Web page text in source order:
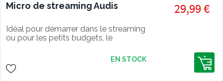
Micro de streaming Audis
Idéal pour démarrer dans le streaming
ou pour les petits budgets, le
un micro compact, des accessoires a
réduction de bruit ainsi qu'un trépied
anti choc et facile a placer.
29,99 €
EN STOCK